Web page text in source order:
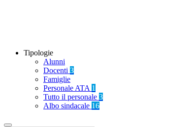
Tipologie
Alunni
Docenti 3
Famiglie
Personale ATA 1
Tutto il personale 3
Albo sindacale 16